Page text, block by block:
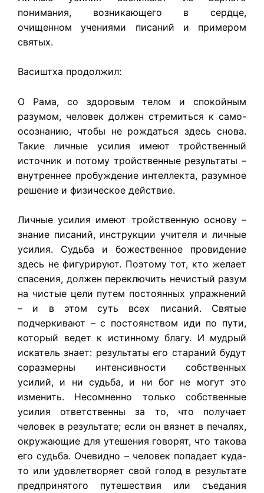
понимания, возникающего в сердце,
очищенном учениями писаний и примером
святых.
Васиштха продолжил:
О Рама, со здоровым телом и спокойным
разумом, человек должен стремиться к само-
осознанию, чтобы не рождаться здесь снова.
Такие личные усилия имеют тройственный
источник и потому тройственные результаты –
внутреннее пробуждение интеллекта, разумное
решение и физическое действие.
Личные усилия имеют тройственную основу –
знание писаний, инструкции учителя и личные
усилия. Судьба и божественное провидение
здесь не фигурируют. Поэтому тот, кто желает
спасения, должен переключить нечистый разум
на чистые цели путем постоянных упражнений
– и в этом суть всех писаний. Святые
подчеркивают – с постоянством иди по пути,
который ведет к истинному благу. И мудрый
искатель знает: результаты его стараний будут
соразмерны интенсивности собственных
усилий, и ни судьба, и ни бог не могут это
изменить. Несомненно только собственные
усилия ответственны за то, что получает
человек в результате; если он вязнет в печалях,
окружающие для утешения говорят, что такова
его судьба. Очевидно – человек попадает куда-
то или удовлетворяет свой голод в результате
предпринятого путешествия или съедания